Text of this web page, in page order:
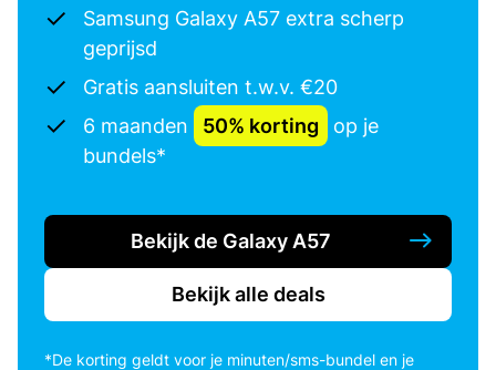
Samsung Galaxy A57 extra scherp
geprijsd
Gratis aansluiten t.w.v. €20
6 maanden
50% korting
op je
bundels*
Bekijk de Galaxy A57
Bekijk alle deals
*De korting geldt voor je minuten/sms-bundel en je